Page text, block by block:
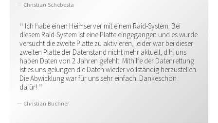
Christian Schebesta
Ich habe einen Heimserver mit einem Raid-System. Bei
diesem Raid-System ist eine Platte eingegangen und es wurde
versucht die zweite Platte zu aktivieren, leider war bei dieser
zweiten Platte der Datenstand nicht mehr aktuell, d.h. uns
haben Daten von 2 Jahren gefehlt. Mithilfe der Datenrettung
ist es uns gelungen die Daten wieder vollständig herzustellen.
Die Abwicklung war für uns sehr einfach. Dankeschön
dafür!
Christian Buchner